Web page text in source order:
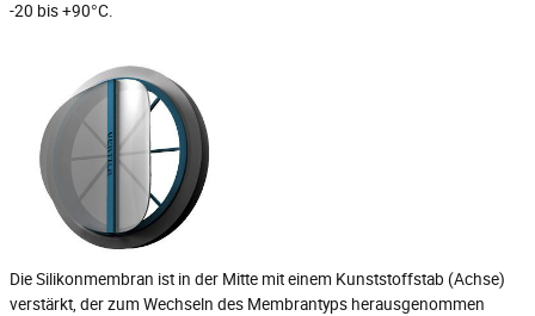
-20 bis +90°C.
Die Silikonmembran ist in der Mitte mit einem Kunststoffstab (Achse)
verstärkt, der zum Wechseln des Membrantyps herausgenommen